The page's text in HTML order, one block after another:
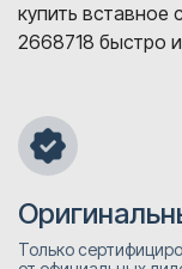
купить вставное
2668718 быстро
Только